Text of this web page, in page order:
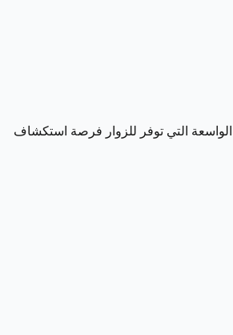
الواسعة التي توفر للزوار فرصة استكشاف